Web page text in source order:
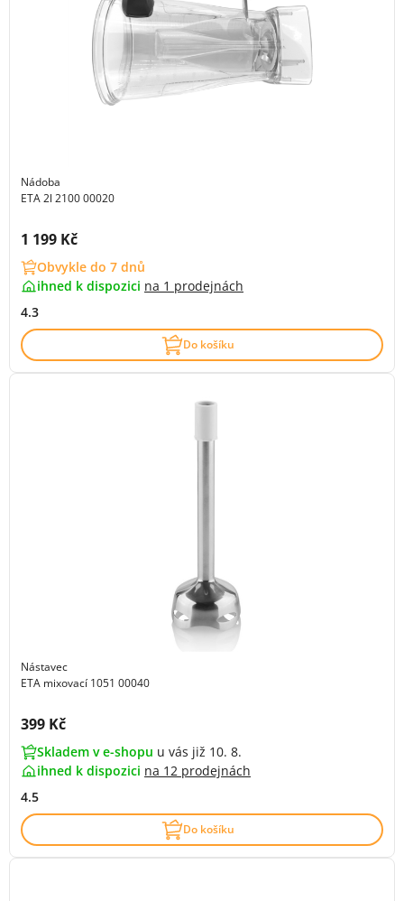
Nádoba
ETA 2l 2100 00020
Cena s DPH:
1 199 Kč
Obvykle do 7 dnů
ihned k dispozici na 1 prodejnách
4.3
Do košíku
Nástavec
ETA mixovací 1051 00040
Cena s DPH:
399 Kč
Skladem v e-shopu u vás již 10. 8.
ihned k dispozici na 12 prodejnách
4.5
Do košíku